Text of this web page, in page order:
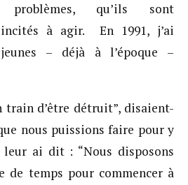
problèmes, qu’ils sont
à agir. En 1991, j’ai
– déjà à l’époque –
train d’être détruit”, disaient-
nous puissions faire pour y
ai dit : “Nous disposons
de temps pour commencer à